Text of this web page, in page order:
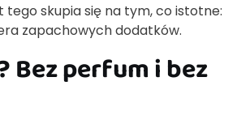
skupia się na tym, co istotne:
zapachowych dodatków.
Bez perfum i bez